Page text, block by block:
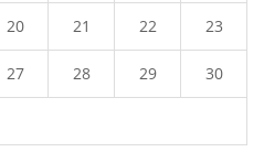
20 21 22 23
27 28 29 30